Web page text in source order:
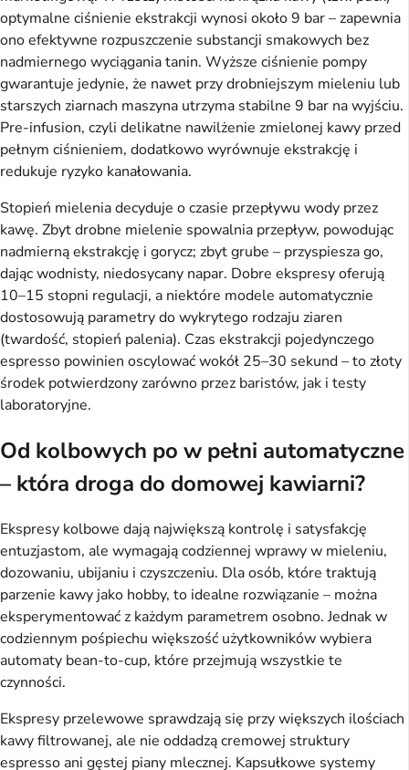
optymalne ciśnienie ekstrakcji wynosi około 9 bar – zapewnia
ono efektywne rozpuszczenie substancji smakowych bez
nadmiernego wyciągania tanin. Wyższe ciśnienie pompy
gwarantuje jedynie, że nawet przy drobniejszym mieleniu lub
starszych ziarnach maszyna utrzyma stabilne 9 bar na wyjściu.
Pre-infusion, czyli delikatne nawilżenie zmielonej kawy przed
pełnym ciśnieniem, dodatkowo wyrównuje ekstrakcję i
redukuje ryzyko kanałowania.
Stopień mielenia decyduje o czasie przepływu wody przez
kawę. Zbyt drobne mielenie spowalnia przepływ, powodując
nadmierną ekstrakcję i gorycz; zbyt grube – przyspiesza go,
dając wodnisty, niedosycany napar. Dobre ekspresy oferują
10–15 stopni regulacji, a niektóre modele automatycznie
dostosowują parametry do wykrytego rodzaju ziaren
(twardość, stopień palenia). Czas ekstrakcji pojedynczego
espresso powinien oscylować wokół 25–30 sekund – to złoty
środek potwierdzony zarówno przez baristów, jak i testy
laboratoryjne.
Od kolbowych po w pełni automatyczne
– która droga do domowej kawiarni?
Ekspresy kolbowe dają największą kontrolę i satysfakcję
entuzjastom, ale wymagają codziennej wprawy w mieleniu,
dozowaniu, ubijaniu i czyszczeniu. Dla osób, które traktują
parzenie kawy jako hobby, to idealne rozwiązanie – można
eksperymentować z każdym parametrem osobno. Jednak w
codziennym pośpiechu większość użytkowników wybiera
automaty bean-to-cup, które przejmują wszystkie te
czynności.
Ekspresy przelewowe sprawdzają się przy większych ilościach
kawy filtrowanej, ale nie oddadzą cremowej struktury
espresso ani gęstej piany mlecznej. Kapsułkowe systemy